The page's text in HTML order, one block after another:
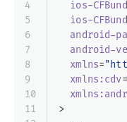
4
5
6
7
8
9
10
11
ios-
ios-
android-
android-
xmlns=
xmlns:cdv=
>